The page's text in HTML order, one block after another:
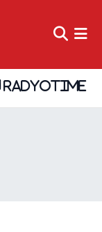
RADYOTIME